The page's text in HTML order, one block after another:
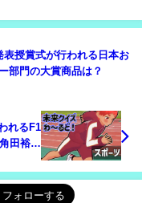
表授賞式が行われる日本お
部門の大賞商品は？
れるF1
田裕毅